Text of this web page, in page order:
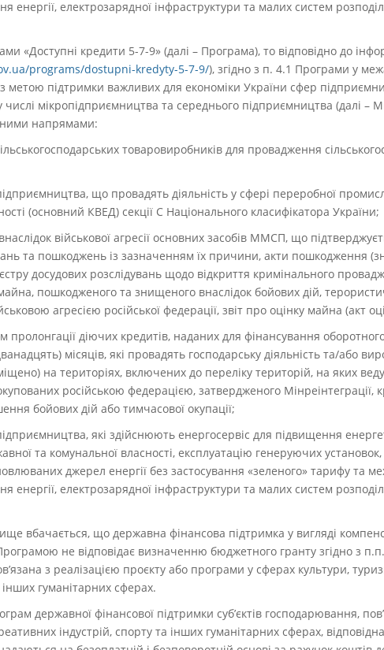
енергії, електрозарядної інфраструктури та малих систем
«Доступні кредити 5-7-9» (далі – Програма), то відповідно до
programs/dostupni-kredyty-5-7-9/), згідно з п. 4.1 Програми у
підтримки важливих для економіки України сфер
числі мікропідприємництва та середнього підприємництва (далі –
напрямами:
товаровиробників для провадження
що провадять діяльність у сфері переробної
(основний КВЕД) секції С Національного класифікатора України;
військової агресії основних засобів ММСП, що
та пошкоджень із зазначенням їх причини, акти пошкодження
досудових розслідувань щодо відкриття кримінального
пошкодженого та знищеного внаслідок бойових дій,
агресією російської федерації, звіт про оцінку майна (акт
діючих кредитів, наданих для фінансування оборотного
місяців, які провадять господарську діяльність та/або
на територіях, включених до переліку територій, на яких
російською федерацією, затвердженого Мінреінтеграції,
бойових дій або тимчасової окупації;
які здійснюють енергосервіс для підвищення
та комунальної власності, експлуатацію генеруючих
джерел енергії без застосування «зеленого» тарифу та
енергії, електрозарядної інфраструктури та малих систем
вбачається, що державна фінансова підтримка у вигляді
не відповідає визначенню бюджетного гранту згідно з
з реалізацією проєкту або програми у сферах культури,
гуманітарних сферах.
державної фінансової підтримки суб’єктів господарювання,
індустрій, спорту та інших гуманітарних сферах,